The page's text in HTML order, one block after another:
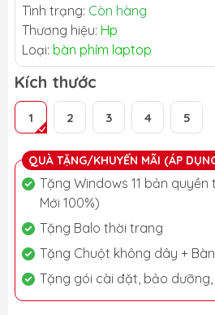
Tình trạng: Còn hàng
Thương hiệu: Hp
Loại: bàn phím laptop
Kích thước
1 2 3 4 5
QUÀ TẶNG/KHUYẾN MÃI (ÁP
Tặng Windows 11 bản
Mới 100%)
Tặng Balo thời trang
Tặng Chuột không dây +
Tặng gói cài đặt, bảo